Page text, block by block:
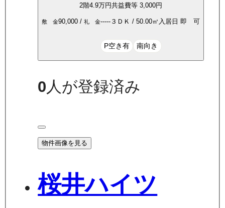
2階4.9万円共益費等3,000円
敷 金90,000 /礼 金----- ３ＤＫ /50.00㎡ 入居日即 可
P空き有 南向き
0人が登録済み
物件画像を見る
桜井ハイツ